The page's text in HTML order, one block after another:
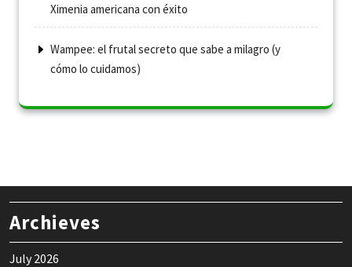
Ximenia americana con éxito
Wampee: el frutal secreto que sabe a milagro (y
cómo lo cuidamos)
Archieves
July 2026